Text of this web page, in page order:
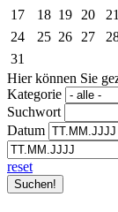
17
18 19 20 21
24
25 26 27
31
Hier können Sie
Kategorie
Suchwort
Datum
reset